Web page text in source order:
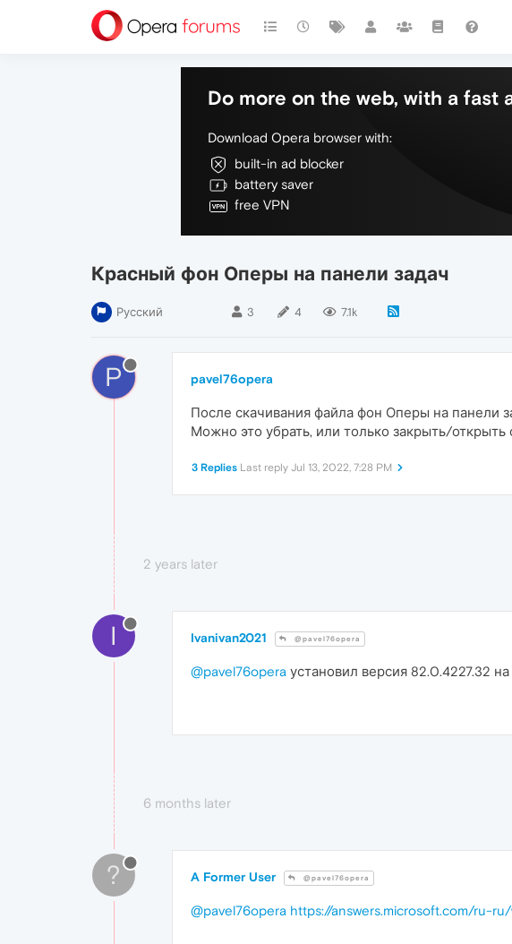
Do more on the web, with a fast
Download Opera browser with:
built-in ad blocker
battery saver
free VPN
Красный фон Оперы на панели задач
Русский 3 4 7.1k
P pavel76opera
После скачивания файла фон Оперы на панели
Можно это убрать, или только закрыть/открыть
3 Replies Last reply Jul 13, 2022, 7:28 PM
2 years later
I Ivanivan2021 @pavel76opera
@pavel76opera установил версия 82.0.4227.32
6 months later
? A Former User @pavel76opera
@pavel76opera https://answers.microsoft.com/ru-